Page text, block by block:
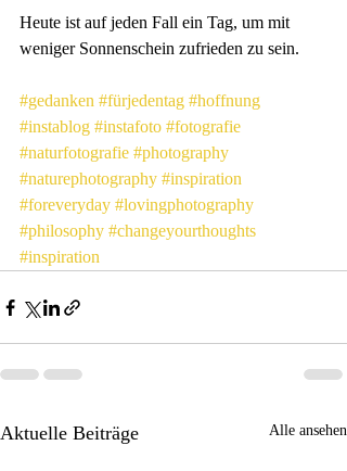
Heute ist auf jeden Fall ein Tag, um mit
weniger Sonnenschein zufrieden zu sein.
#gedanken #fürjedentag #hoffnung
#instablog #instafoto #fotografie
#naturfotografie #photography
#naturephotography #inspiration
#foreveryday #lovingphotography
#philosophy #changeyourthoughts
#inspiration
Aktuelle Beiträge Alle ansehen